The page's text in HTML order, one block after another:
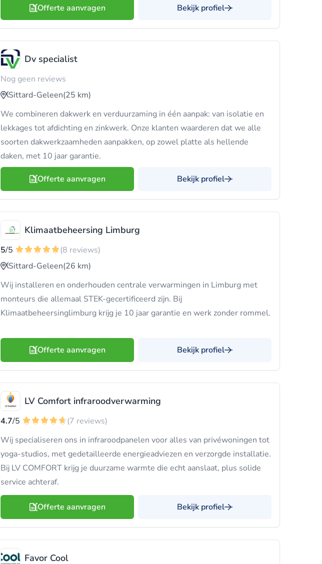
Offerte aanvragen Bekijk profiel
Dv specialist
Nog geen reviews
Sittard-Geleen(25 km)
We combineren dakwerk en verduurzaming in één aanpak: van isolatie en
lekkages tot afdichting en zinkwerk. Onze klanten waarderen dat we alle
soorten dakwerkzaamheden aanpakken, op zowel platte als hellende
daken, met 10 jaar garantie.
Offerte aanvragen Bekijk profiel
Klimaatbeheersing Limburg
5/5
(8 reviews)
Sittard-Geleen(26 km)
Wij installeren en onderhouden centrale verwarmingen in Limburg met
monteurs die allemaal STEK-gecertificeerd zijn. Bij
Klimaatbeheersinglimburg krijg je 10 jaar garantie en werk zonder rommel.
Offerte aanvragen Bekijk profiel
LV Comfort infraroodverwarming
4.7/5
(7 reviews)
Wij specialiseren ons in infraroodpanelen voor alles van privéwoningen tot
yoga-studios, met gedetailleerde energieadviezen en verzorgde installatie.
Bij LV COMFORT krijg je duurzame warmte die echt aanslaat, plus solide
service achteraf.
Offerte aanvragen Bekijk profiel
Favor Cool